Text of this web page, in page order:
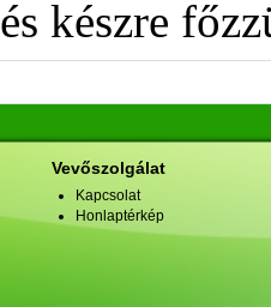
és készre
Vevőszolgálat
Kapcsolat
Honlaptérkép